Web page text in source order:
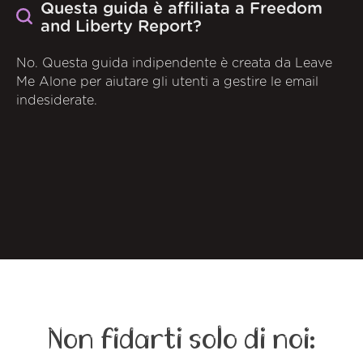
Questa guida è affiliata a Freedom
and Liberty Report?
No. Questa guida indipendente è creata da Leave
Me Alone per aiutare gli utenti a gestire le email
indesiderate.
Non fidarti solo di noi: